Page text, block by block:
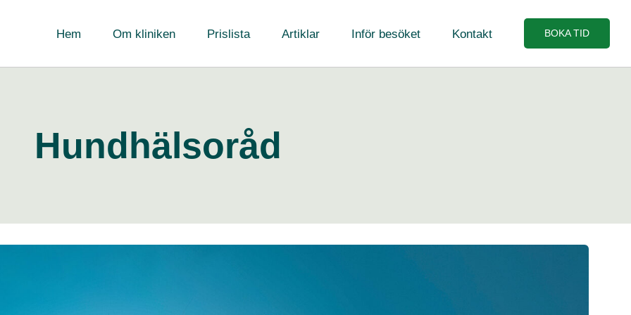
Hem Om kliniken Prislista Artiklar Inför besöket Kontakt BOKA TID
Hundhälsoråd